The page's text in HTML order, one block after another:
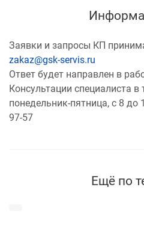
Заявки и запросы КП
zakaz@gsk-servis.ru
Ответ будет направлен в
Консультации специалиста
понедельник-пятница, с 8 до
97-57
Ещё по